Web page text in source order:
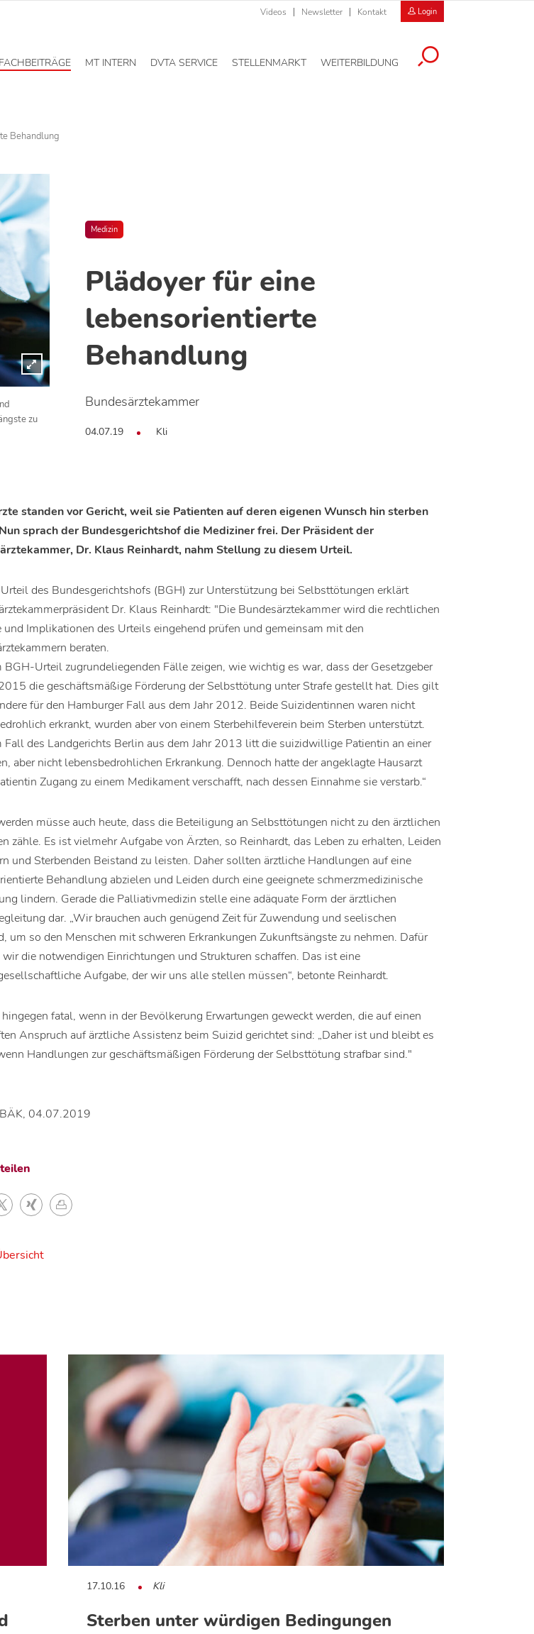
Videos Newsletter Kontakt Login
MT INTERN DVTA SERVICE STELLENMARKT WEITERBILDUNG
Behandlung
Medizin
Plädoyer für eine
lebensorientierte
Behandlung
Bundesärztekammer
04.07.19 Kli
zu
standen vor Gericht, weil sie Patienten auf deren eigenen Wunsch hin sterben
sprach der Bundesgerichtshof die Mediziner frei. Der Präsident der
Dr. Klaus Reinhardt, nahm Stellung zu diesem Urteil.
des Bundesgerichtshofs (BGH) zur Unterstützung bei Selbsttötungen erklärt
Dr. Klaus Reinhardt: "Die Bundesärztekammer wird die rechtlichen
und Implikationen des Urteils eingehend prüfen und gemeinsam mit den
beraten.
BGH-Urteil zugrundeliegenden Fälle zeigen, wie wichtig es war, dass der Gesetzgeber
die geschäftsmäßige Förderung der Selbsttötung unter Strafe gestellt hat. Dies gilt
für den Hamburger Fall aus dem Jahr 2012. Beide Suizidentinnen waren nicht
erkrankt, wurden aber von einem Sterbehilfeverein beim Sterben unterstützt.
Fall des Landgerichts Berlin aus dem Jahr 2013 litt die suizidwillige Patientin an einer
aber nicht lebensbedrohlichen Erkrankung. Dennoch hatte der angeklagte Hausarzt
Zugang zu einem Medikament verschafft, nach dessen Einnahme sie verstarb.“
müsse auch heute, dass die Beteiligung an Selbsttötungen nicht zu den ärztlichen
zähle. Es ist vielmehr Aufgabe von Ärzten, so Reinhardt, das Leben zu erhalten, Leiden
und Sterbenden Beistand zu leisten. Daher sollten ärztliche Handlungen auf eine
Behandlung abzielen und Leiden durch eine geeignete schmerzmedizinische
lindern. Gerade die Palliativmedizin stelle eine adäquate Form der ärztlichen
dar. „Wir brauchen auch genügend Zeit für Zuwendung und seelischen
um so den Menschen mit schweren Erkrankungen Zukunftsängste zu nehmen. Dafür
die notwendigen Einrichtungen und Strukturen schaffen. Das ist eine
Aufgabe, der wir uns alle stellen müssen“, betonte Reinhardt.
hingegen fatal, wenn in der Bevölkerung Erwartungen geweckt werden, die auf einen
Anspruch auf ärztliche Assistenz beim Suizid gerichtet sind: „Daher ist und bleibt es
Handlungen zur geschäftsmäßigen Förderung der Selbsttötung strafbar sind."
04.07.2019
17.10.16 Kli
Sterben unter würdigen Bedingungen